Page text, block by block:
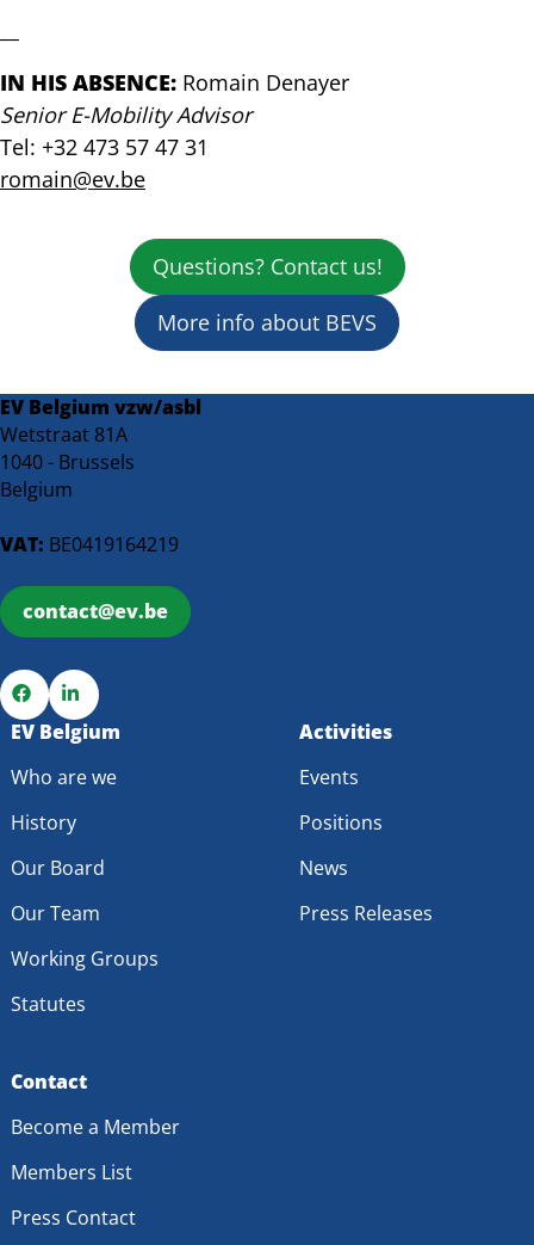
IN HIS ABSENCE: Romain Denayer
Senior E-Mobility Advisor
Tel: +32 473 57 47 31
romain@ev.be
Questions? Contact us!
More info about BEVS
EV Belgium vzw/asbl
Wetstraat 81A
1040 - Brussels
Belgium
VAT: BE0419164219
contact@ev.be
Go
Facebook
Go
LinkedIn
EV Belgium
Who are we
History
Our Board
Our Team
Working Groups
Statutes
Activities
Events
Positions
News
Press Releases
Contact
Become a Member
Members List
Press Contact